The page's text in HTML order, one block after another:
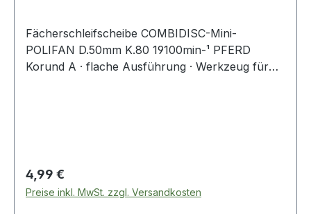
Fächerschleifscheibe COMBIDISC-Mini-
POLIFAN D.50mm K.80 19100min-¹ PFERD
Korund A · flache Ausführung · Werkzeug für
Regulärer Preis:
4,99 €
Preise inkl. MwSt. zzgl. Versandkosten